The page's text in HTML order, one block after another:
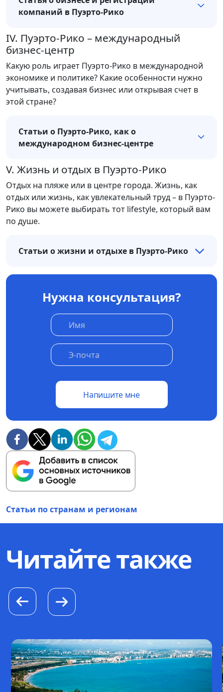
компаний в Пуэрто-Рико
IV. Пуэрто-Рико – международный
бизнес-центр
Какую роль играет Пуэрто-Рико в международной
экономике и политике? Какие особенности нужно
учитывать, создавая бизнес или открывая счет в
этой стране?
Статьи о Пуэрто-Рико, как о
международном бизнес-центре
V. Жизнь и отдых в Пуэрто-Рико
Отдых на пляже или в центре города. Жизнь, как
отдых или жизнь, как увлекательный труд – в Пуэрто-
Рико вы можете выбирать тот lifestyle, который вам
по душе.
Статьи о жизни и отдыхе в Пуэрто-Рико
Нужна консультация?
Напишите мне
Статьи по странам и регионам
Читайте также